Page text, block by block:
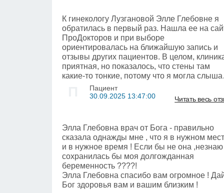
смоделированному в приложении и
предоставленном на фото. Андрей
Валерьевич видел, что я хочу. Сказал, это
все реально и что самое удивительное,
именно такой нос и был сделан. После
вынимания турунд ноздри казались, как у
поросенка. Был расстроен. Думал, ну, все,
придется ноздри ушивать. Доктор
сказал, все будет четко. И, действительно,
уже через месяц большая часть отека
Хотя читал отзывы, что у кого-то нос
чуть переживал. Но на деле все супер.
Рекомендую ли я? Однозначно. Ехал из
другого города и не пожалел.
К гинекологу Лузгановой Элле Глебовне я
обратилась в первый раз. Нашла ее на
ПроДокторов и при выборе
ориентировалась на ближайшую запись и
отзывы других пациентов. В целом,
приятная, но показалось, что стены там
какие-то тонкие, потому что я могла
голоса других пациентов из коридора, а так
все было комфортно. Сам визит
примерно минут на 20. Помнится,
пораньше и дали понять, что я могу прийти
заранее и оформиться. Однако по
как поняла, прием проводился в порядке
живой очереди. Могу сказать, что прием
прошел прекрасно: доктор показалась
компетентной, очень дружелюбной и
приятной. Наша встреча длилась, мне
кажется, около 20-25 минут, долго, в
Пациент
30.09.2025 13:47:00
Читать весь
Элла Глебовна врач от Бога - правильно
сказала однажды мне , что я в нужном
и в нужное время ! Если бы не она ,незнаю
сохранилась бы моя долгожданная
беременность ????!
Элла Глебовна спасибо вам огромное !
Бог здоровья вам и вашим близким !